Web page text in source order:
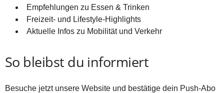
Empfehlungen zu Essen & Trinken
Freizeit- und Lifestyle-Highlights
Aktuelle Infos zu Mobilität und Verkehr
So bleibst du informiert
Besuche jetzt unsere Website und bestätige dein Push-Abo